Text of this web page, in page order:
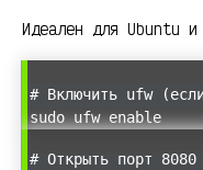
Идеален для Ubuntu
# Включить ufw
sudo ufw enable
# Открыть порт 8080